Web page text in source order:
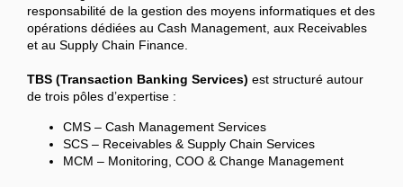
responsabilité de la gestion des moyens informatiques et des
opérations dédiées au Cash Management, aux Receivables
et au Supply Chain Finance.
TBS (Transaction Banking Services) est structuré autour
de trois pôles d’expertise :
CMS – Cash Management Services
SCS – Receivables & Supply Chain Services
MCM – Monitoring, COO & Change Management